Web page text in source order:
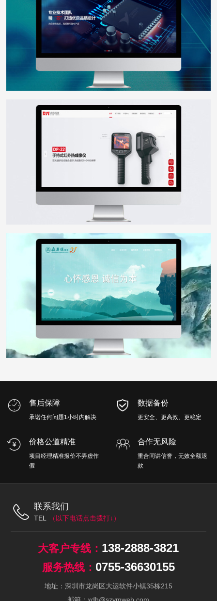
点扬科技
WEB DESIGN
WEB DESIGN
售后保障
承诺任何问题1小时内解决
数据备份
更安全、更高效、更稳定
价格公道精准
项目经理精准报价不弄虚作
假
合作无风险
重合同讲信誉，无效全额退
款
联系我们
TEL
138-2888-3821
0755-36630155
地址：深圳市龙岗区大运软件小镇35栋215